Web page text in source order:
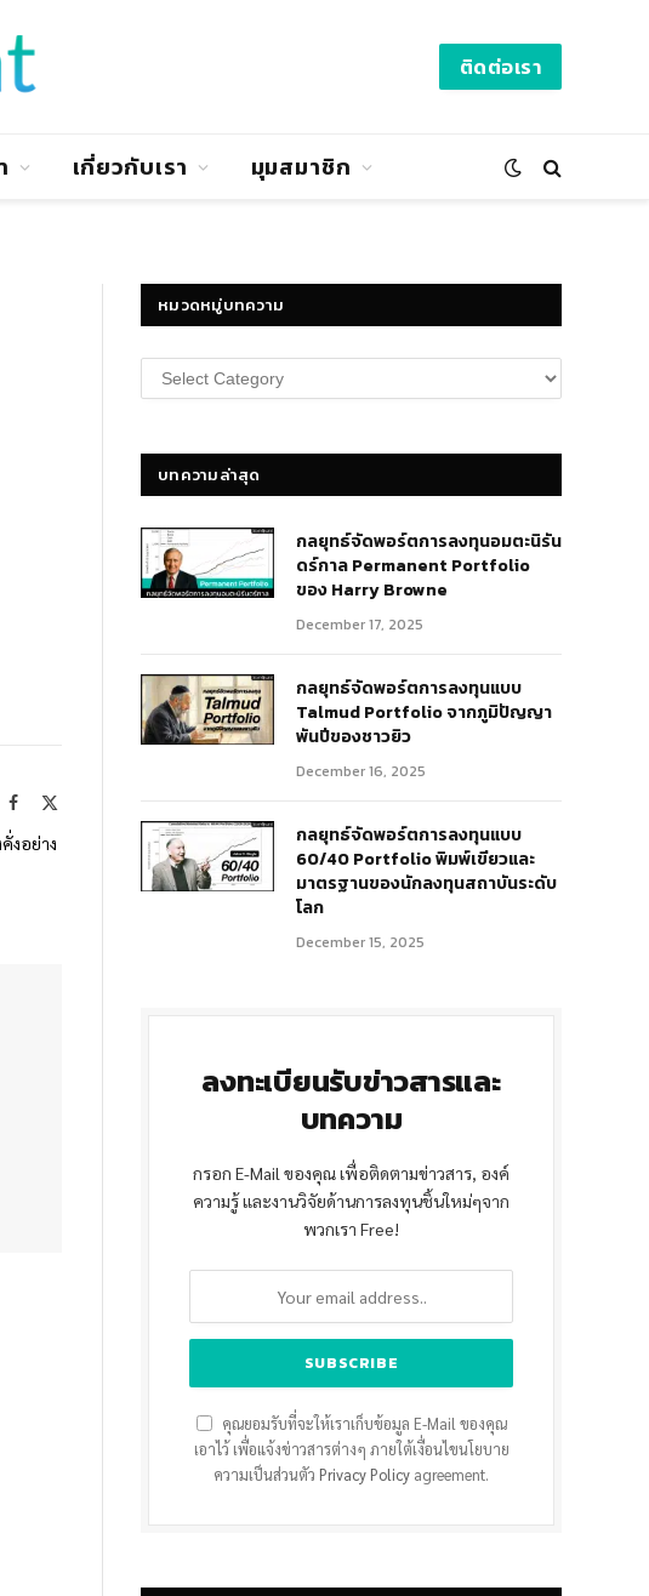
ติดต่อเรา
เกี่ยวกับเรา มุมสมาชิก
Facebook
งอย่าง
หมวดหมู่บทความ
หมวด
หมู่
บทความล่าสุด
กลยุทธ์​จัดพอร์ตการลงทุนอมตะนิรัน
ดร์กาล Permanent Portfolio
ของ Harry Browne
December 17, 2025
กลยุทธ์จัดพอร์ตการลงทุนแบบ
Talmud Portfolio จากภูมิปัญญา
พันปีของชาวยิว
December 16, 2025
กลยุทธ์จัดพอร์ตการลงทุนแบบ
60/40 Portfolio พิมพ์เขียวและ
มาตรฐานของนักลงทุนสถาบันระดับ
โลก
December 15, 2025
ลงทะเบียนรับข่าวสารและ
บทความ
กรอก E-Mail ของคุณ เพื่อติดตามข่าวสาร, องค์
ความรู้ และงานวิจัยด้านการลงทุนชิ้นใหม่ๆจาก
พวกเรา Free!
คุณยอมรับที่จะให้เราเก็บข้อมูล E-Mail ของคุณ
เอาไว้ เพื่อแจ้งข่าวสารต่างๆ ภายใต้เงื่อนไขนโยบาย
ความเป็นส่วนตัว Privacy Policy agreement.